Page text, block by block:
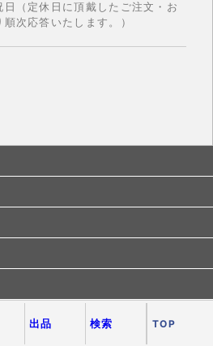
（定休日に頂戴したご注文・お
次応答いたします。）
All rights reserved.
出品 検索 TOP